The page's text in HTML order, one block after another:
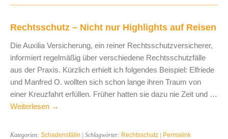
Rechtsschutz – Nicht nur Highlights auf Reisen
Die Auxilia Versicherung, ein reiner Rechtsschutzversicherer,
informiert regelmäßig über verschiedene Rechtsschutzfälle
aus der Praxis. Kürzlich erhielt ich folgendes Beispiel: Elfriede
und Manfred O. wollten sich schon lange ihren Traum von
einer Kreuzfahrt erfüllen. Früher hatten sie dazu nie Zeit und …
Weiterlesen →
Kategorien: Schadensfälle | Schlagwörter: Rechtsschutz | Permalink